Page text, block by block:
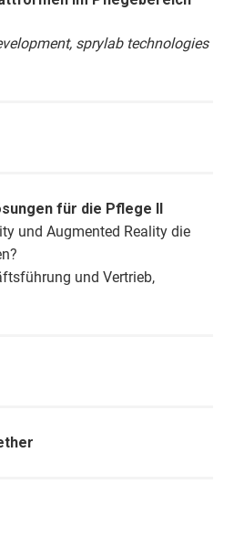
sprylab technologies
für die Pflege II
und Augmented Reality die
und Vertrieb,